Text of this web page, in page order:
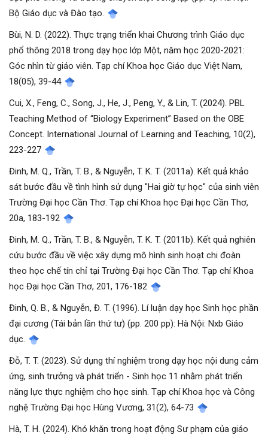
Bộ Giáo dục và Đào tạo.
Bùi, N. D. (2022). Thực trạng triển khai Chương trình Giáo dục
phổ thông 2018 trong dạy học lớp Một, năm học 2020-2021:
Góc nhìn từ giáo viên. Tạp chí Khoa học Giáo dục Việt Nam,
18(05), 39-44
Cui, X., Feng, C., Song, J., He, J., Peng, Y., & Lin, T. (2024). PBL
Teaching Method of “Biology Experiment” Based on the OBE
Concept. International Journal of Learning and Teaching, 10(2),
223-227
Đinh, M. Q., Trần, T. B., & Nguyễn, T. K. T. (2011a). Kết quả khảo
sát bước đầu về tình hình sử dụng "Hai giờ tự học" của sinh viên
Trường Đại học Cần Thơ. Tạp chí Khoa học Đại học Cần Thơ,
20a, 183-192
Đinh, M. Q., Trần, T. B., & Nguyễn, T. K. T. (2011b). Kết quả nghiên
cứu bước đầu về việc xây dựng mô hình sinh hoạt chi đoàn
theo học chế tín chỉ tại Trường Đại học Cần Thơ. Tạp chí Khoa
học Đại học Cần Thơ, 201, 176-182
Đinh, Q. B., & Nguyễn, Đ. T. (1996). Lí luận dạy học Sinh học phần
đại cương (Tái bản lần thứ tư) (pp. 200 pp): Hà Nội: Nxb Giáo
dục.
Đỗ, T. T. (2023). Sử dụng thí nghiệm trong dạy học nội dung cảm
ứng, sinh trưởng và phát triển - Sinh học 11 nhằm phát triển
năng lực thực nghiệm cho học sinh. Tạp chí Khoa học và Công
nghệ Trường Đại học Hùng Vương, 31(2), 64-73
Hà, T. H. (2024). Khó khăn trong hoạt động Sư phạm của giáo